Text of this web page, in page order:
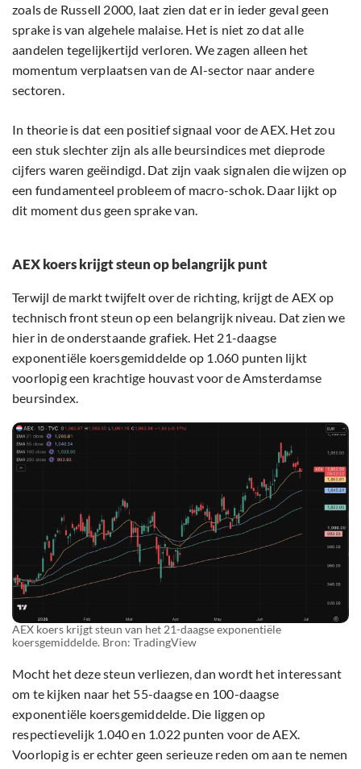
zoals de Russell 2000, laat zien dat er in ieder geval geen
sprake is van algehele malaise. Het is niet zo dat alle
aandelen tegelijkertijd verloren. We zagen alleen het
momentum verplaatsen van de AI-sector naar andere
sectoren.
In theorie is dat een positief signaal voor de AEX. Het zou
een stuk slechter zijn als alle beursindices met dieprode
cijfers waren geëindigd. Dat zijn vaak signalen die wijzen op
een fundamenteel probleem of macro-schok. Daar lijkt op
dit moment dus geen sprake van.
AEX koers krijgt steun op belangrijk punt
Terwijl de markt twijfelt over de richting, krijgt de AEX op
technisch front steun op een belangrijk niveau. Dat zien we
hier in de onderstaande grafiek. Het 21-daagse
exponentiële koersgemiddelde op 1.060 punten lijkt
voorlopig een krachtige houvast voor de Amsterdamse
beursindex.
AEX koers krijgt steun van het 21-daagse exponentiële
koersgemiddelde. Bron: TradingView
Mocht het deze steun verliezen, dan wordt het interessant
om te kijken naar het 55-daagse en 100-daagse
exponentiële koersgemiddelde. Die liggen op
respectievelijk 1.040 en 1.022 punten voor de AEX.
Voorlopig is er echter geen serieuze reden om aan te nemen